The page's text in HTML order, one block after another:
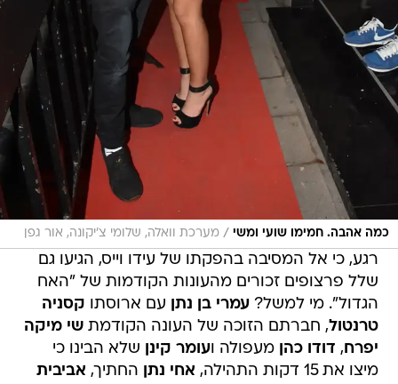
כמה אהבה. חמימו שועי ומשי / מערכת וואלה, שלומי צ'יקונה, אור גפן
רגע, כי אל המסיבה בהפקתו של עידו וייס, הגיעו גם
שלל פרצופים זכורים מהעונות הקודמות של "האח
הגדול". מי למשל?עמרי בן נתן עם ארוסתו קסניה
טרנטול, חברתם הזוכה של העונה הקודמתשי מיקה
יפרח, דודו כהן מעפולה ועומר קינן שלא הבינו כי
מיצו את 15 דקות התהילה,
אחי נתן החתיך, אביבית